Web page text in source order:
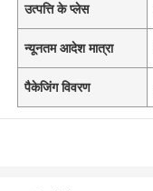
उत्पत्ति के प्लेस
न्यूनतम आदेश मात्रा
पैकेजिंग विवरण